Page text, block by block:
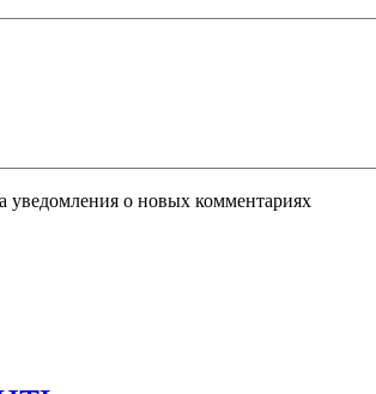
уведомления о новых комментариях